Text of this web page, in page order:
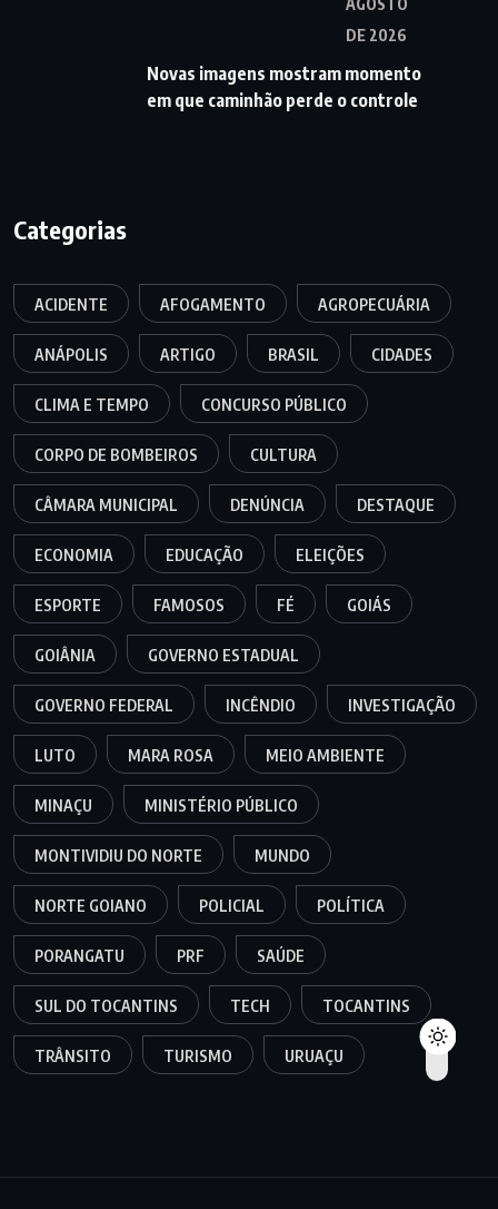
DE 2026
Novas imagens mostram momento
em que caminhão perde o controle
Categorias
ACIDENTE AFOGAMENTO AGROPECUÁRIA
ANÁPOLIS ARTIGO BRASIL CIDADES
CLIMA E TEMPO CONCURSO PÚBLICO
CORPO DE BOMBEIROS CULTURA
CÂMARA MUNICIPAL DENÚNCIA DESTAQUE
ECONOMIA EDUCAÇÃO ELEIÇÕES
ESPORTE FAMOSOS FÉ GOIÁS
GOIÂNIA GOVERNO ESTADUAL
GOVERNO FEDERAL INCÊNDIO INVESTIGAÇÃO
LUTO MARA ROSA MEIO AMBIENTE
MINAÇU MINISTÉRIO PÚBLICO
MONTIVIDIU DO NORTE MUNDO
NORTE GOIANO POLICIAL POLÍTICA
PORANGATU PRF SAÚDE
SUL DO TOCANTINS TECH TOCANTINS
TRÂNSITO TURISMO URUAÇU